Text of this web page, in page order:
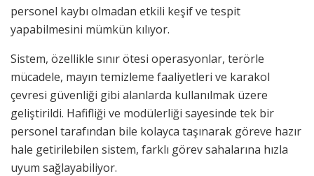
personel kaybı olmadan etkili keşif ve tespit
yapabilmesini mümkün kılıyor.
Sistem, özellikle sınır ötesi operasyonlar, terörle
mücadele, mayın temizleme faaliyetleri ve karakol
çevresi güvenliği gibi alanlarda kullanılmak üzere
geliştirildi. Hafifliği ve modülerliği sayesinde tek bir
personel tarafından bile kolayca taşınarak göreve hazır
hale getirilebilen sistem, farklı görev sahalarına hızla
uyum sağlayabiliyor.